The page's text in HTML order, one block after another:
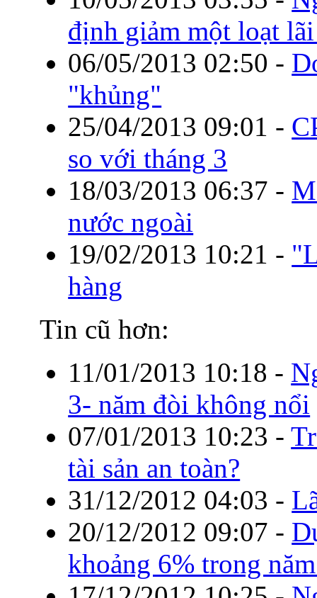
định giảm một loạt
06/05/2013 02:50 -
"khủng"
25/04/2013 09:01 -
so với tháng 3
18/03/2013 06:37 -
nước ngoài
19/02/2013 10:21 -
hàng
Tin cũ hơn:
11/01/2013 10:18 -
3- năm đòi không nổi
07/01/2013 10:23 -
tài sản an toàn?
31/12/2012 04:03 -
20/12/2012 09:07 -
khoảng 6% trong